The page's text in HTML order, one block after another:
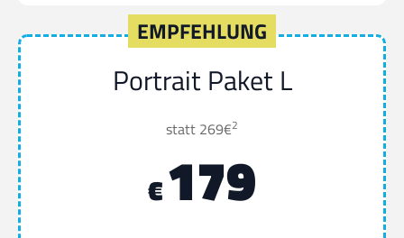
EMPFEHLUNG
Portrait Paket L
statt 269€2
€179